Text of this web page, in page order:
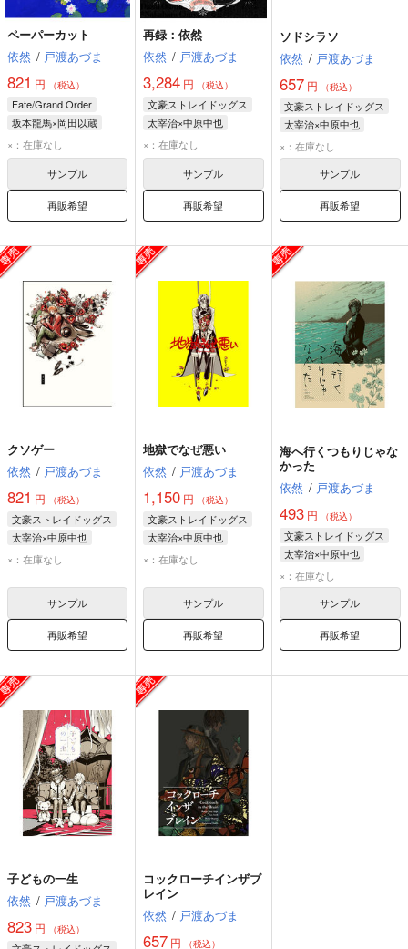
ペーパーカット
依然 / 戸渡あづま
821 円 （税込）
Fate/Grand Order
坂本龍馬×岡田以蔵
坂本龍馬
×：在庫なし
サンプル
再販希望
再録：依然
依然 / 戸渡あづま
3,284 円 （税込）
文豪ストレイドッグス
太宰治×中原中也
太宰治
中原中也
×：在庫なし
サンプル
再販希望
ソドシラソ
依然 / 戸渡あづま
657円 （税込）
文豪ストレイドッグス
太宰治×中原中也
太宰治
中原中也
×：在庫なし
サンプル
再販希望
クソゲー
依然 / 戸渡あづま
821 円 （税込）
文豪ストレイドッグス
太宰治×中原中也
太宰治
中原中也
×：在庫なし
サンプル
再販希望
地獄でなぜ悪い
依然 / 戸渡あづま
1,150 円 （税込）
文豪ストレイドッグス
太宰治×中原中也
太宰治
中原中也
×：在庫なし
サンプル
再販希望
海へ行くつもりじゃな
かった
依然 / 戸渡あづま
493円 （税込）
文豪ストレイドッグス
太宰治×中原中也
太宰治
中原中也
×：在庫なし
サンプル
再販希望
子どもの一生
依然 / 戸渡あづま
823 円 （税込）
コックローチインザブ
レイン
依然 / 戸渡あづま
657 円 （税込）